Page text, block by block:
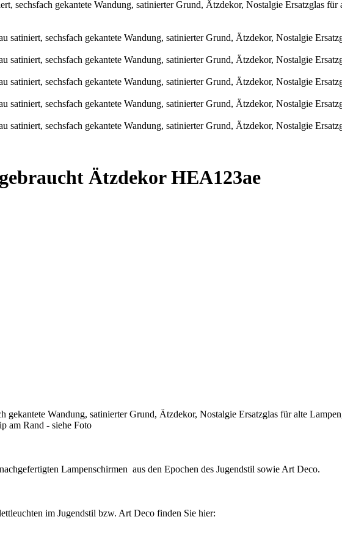
Ätzdekor HEA123ae
gekantete Wandung, satinierter Grund, Ätzdekor, Nostalgie Ersatzglas für alte
am Rand - siehe Foto
Lampenschirmen aus den Epochen des Jugendstil sowie Art Deco.
im Jugendstil bzw. Art Deco finden Sie hier: